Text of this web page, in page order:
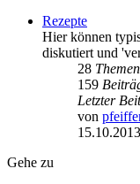
Rezepte
Hier können
diskutiert und
28 Themen
159
Letzter
von
Gehe zu